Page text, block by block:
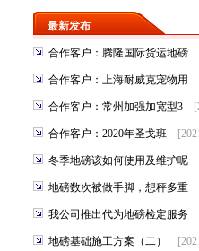
最新发布
合作客户：腾隆国际货运地磅
合作客户：上海耐威克宠物用
合作客户：常州加强加宽型3
合作客户：2020年圣戈班
冬季地磅该如何使用及维护呢
地磅数次被做手脚，想秤多重
我公司推出代为地磅检定服务
地磅基础施工方案（二）